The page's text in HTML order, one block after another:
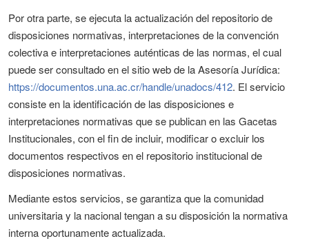
Por otra parte, se ejecuta la actualización del repositorio de
disposiciones normativas, interpretaciones de la convención
colectiva e interpretaciones auténticas de las normas, el cual
puede ser consultado en el sitio web de la Asesoría Jurídica:
https://documentos.una.ac.cr/handle/unadocs/412. El servicio
consiste en la identificación de las disposiciones e
interpretaciones normativas que se publican en las Gacetas
Institucionales, con el fin de incluir, modificar o excluir los
documentos respectivos en el repositorio institucional de
disposiciones normativas.
Mediante estos servicios, se garantiza que la comunidad
universitaria y la nacional tengan a su disposición la normativa
interna oportunamente actualizada.